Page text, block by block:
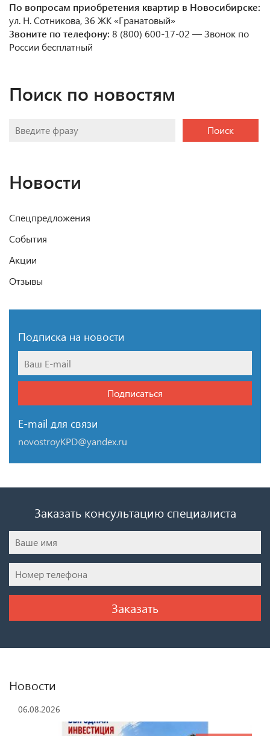
По вопросам приобретения квартир в Новосибирске:
ул. Н. Сотникова, 36 ЖК «Гранатовый»
Звоните по телефону: 8 (800) 600-17-02 — Звонок по
России бесплатный
Поиск по новостям
Поиск
Новости
Спецпредложения
События
Акции
Отзывы
Подписка на новости
Подписаться
E-mail для связи
novostroyKPD@yandex.ru
Заказать консультацию специалиста
Новости
06.08.2026